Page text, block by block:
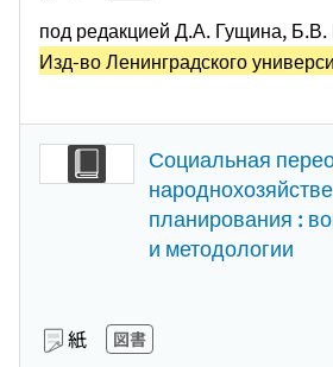
под редакцией Д.А. Гущина,
Изд-во Ленинградского
Социальная
планирования :
и методологии
紙 図書